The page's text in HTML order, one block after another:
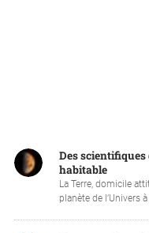
Des
habitable
La Terre, domicile
planète de l’Univers